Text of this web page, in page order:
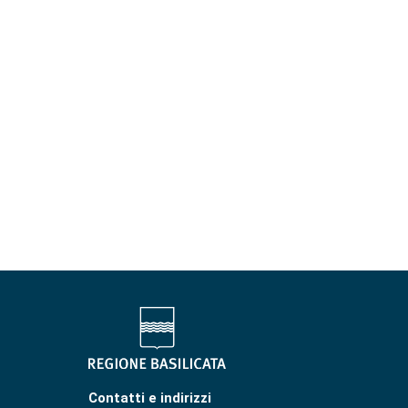
Contatti e indirizzi